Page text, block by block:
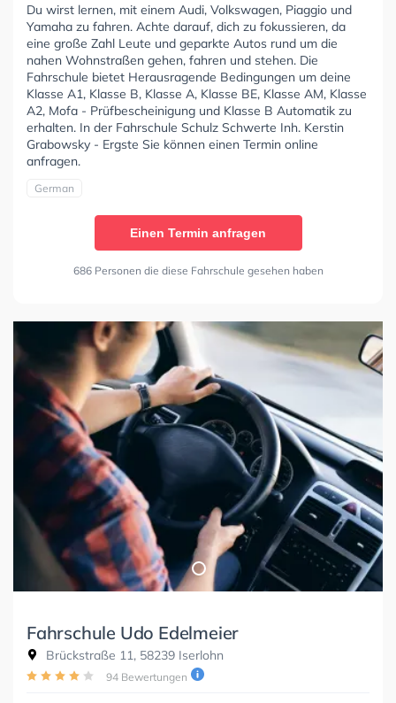
Du wirst lernen, mit einem Audi, Volkswagen, Piaggio und
Yamaha zu fahren. Achte darauf, dich zu fokussieren, da
eine große Zahl Leute und geparkte Autos rund um die
nahen Wohnstraßen gehen, fahren und stehen. Die
Fahrschule bietet Herausragende Bedingungen um deine
Klasse A1, Klasse B, Klasse A, Klasse BE, Klasse AM, Klasse
A2, Mofa - Prüfbescheinigung und Klasse B Automatik zu
erhalten. In der Fahrschule Schulz Schwerte Inh. Kerstin
Grabowsky - Ergste Sie können einen Termin online
anfragen.
German
Einen Termin anfragen
686 Personen die diese Fahrschule gesehen haben
Fahrschule Udo Edelmeier
Brückstraße 11, 58239 Iserlohn
94 Bewertungen